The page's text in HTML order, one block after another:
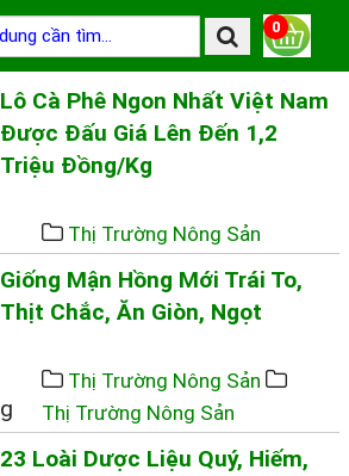
0
Lô Cà Phê Ngon Nhất Việt Nam
Được Đấu Giá Lên Đến 1,2
Triệu Đồng/kg
Thị Trường Nông Sản
Giống Mận Hồng Mới Trái To,
Thịt Chắc, Ăn Giòn, Ngọt
Thị Trường Nông Sản
Thị Trường Nông Sản
23 Loài Dược Liệu Quý, Hiếm,